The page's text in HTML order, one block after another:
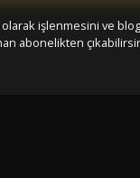
işlenmesini ve blog
abonelikten